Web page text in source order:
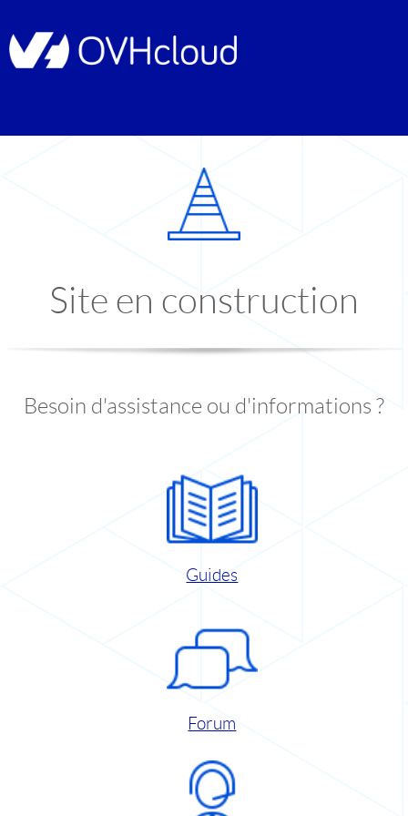
Site en construction
Besoin d'assistance ou d'informations ?
Guides
Forum